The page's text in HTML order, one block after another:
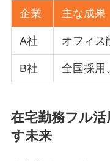
企業 主な成果
A社 オフィス
B社 全国採用
在宅勤務フル
す未来